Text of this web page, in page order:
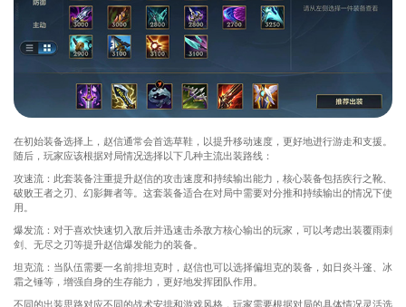
在初始装备选择上，赵信通常会首选草鞋，以提升移动速度，更好地进行游走和支援。
随后，玩家应该根据对局情况选择以下几种主流出装路线：
攻速流：此套装备注重提升赵信的攻击速度和持续输出能力，核心装备包括疾行之靴、
破败王者之刃、幻影舞者等。这套装备适合在对局中需要对分推和持续输出的情况下使
用。
爆发流：对于喜欢快速切入敌后并迅速击杀敌方核心输出的玩家，可以考虑出装覆雨刺
剑、无尽之刃等提升赵信爆发能力的装备。
坦克流：当队伍需要一名前排坦克时，赵信也可以选择偏坦克的装备，如日炎斗篷、冰
霜之锤等，增强自身的生存能力，更好地发挥团队作用。
不同的出装思路对应不同的战术安排和游戏风格，玩家需要根据对局的具体情况灵活选